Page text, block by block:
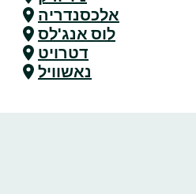
אלכסנדריה
לוס אנג'לס
דטרויט
נאשוויל